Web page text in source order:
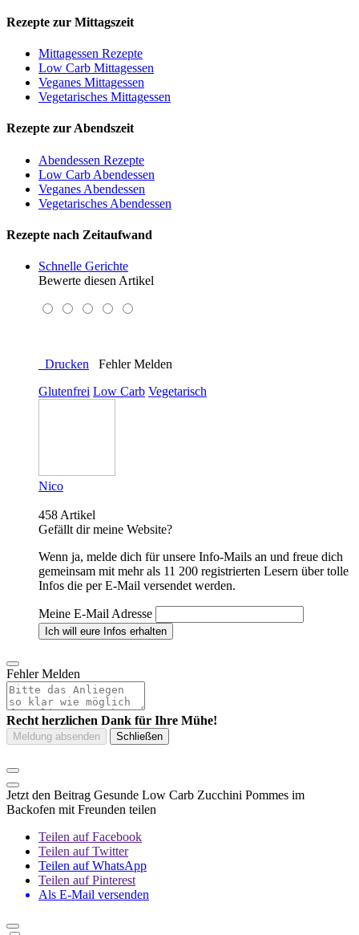
Rezepte zur Mittagszeit
Mittagessen Rezepte
Low Carb Mittagessen
Veganes Mittagessen
Vegetarisches Mittagessen
Rezepte zur Abendszeit
Abendessen Rezepte
Low Carb Abendessen
Veganes Abendessen
Vegetarisches Abendessen
Rezepte nach Zeitaufwand
Schnelle Gerichte
Bewerte diesen Artikel
Drucken
Fehler Melden
Glutenfrei Low Carb Vegetarisch
Nico
458 Artikel
Gefällt dir meine Website?
Wenn ja, melde dich für unsere Info-Mails an und freue dich
gemeinsam mit mehr als 11 200 registrierten Lesern über tolle
Infos die per E-Mail versendet werden.
Meine E-Mail Adresse
Fehler Melden
Recht herzlichen Dank für Ihre Mühe!
Jetzt den Beitrag Gesunde Low Carb Zucchini Pommes im
Backofen mit Freunden teilen
Teilen auf Facebook
Teilen auf Twitter
Teilen auf WhatsApp
Teilen auf Pinterest
Als E-Mail versenden